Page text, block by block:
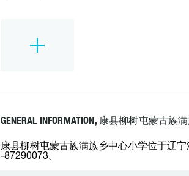
GENERAL INFORMATION, 康县柳树屯蒙古族
康县柳树屯蒙古族满族乡中心小学位于辽
-87290073。